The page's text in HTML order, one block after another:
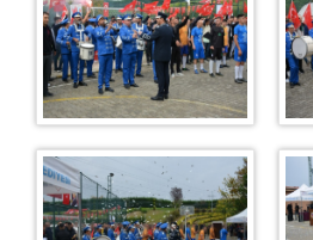
Mantar Üretim Tesisi
Bardak Atölyesi
Oto Yıkama
Alış Veriş Merkezi & Kafeterya
Çiğ Köfte